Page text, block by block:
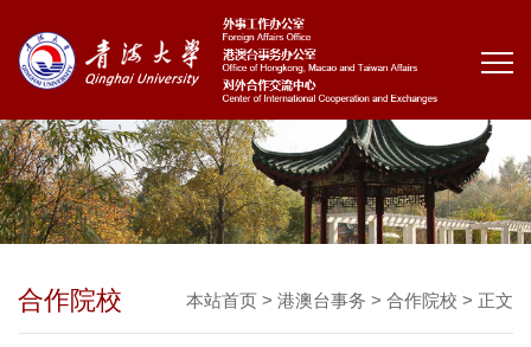
本站首页 > 港澳台事务 > 合作院校 > 正文
合作院校